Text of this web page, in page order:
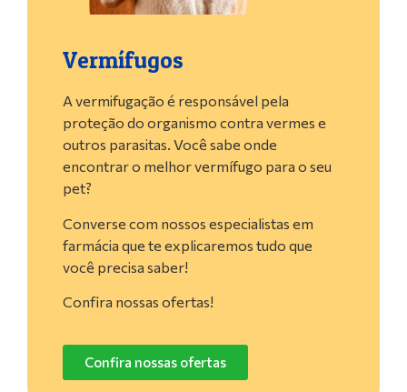
Vermífugos
A vermifugação é responsável pela
proteção do organismo contra vermes e
outros parasitas. Você sabe onde
encontrar o melhor vermífugo para o seu
pet?
Converse com nossos especialistas em
farmácia que te explicaremos tudo que
você precisa saber!
Confira nossas ofertas!
Confira nossas ofertas